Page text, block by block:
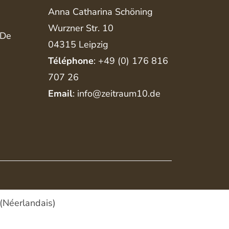
Anna Catharina Schöning
Wurzner Str. 10
04315 Leipzig
Téléphone: +49 (0) 176 816
707 26
Email: info@zeitraum10.de
(Néerlandais)